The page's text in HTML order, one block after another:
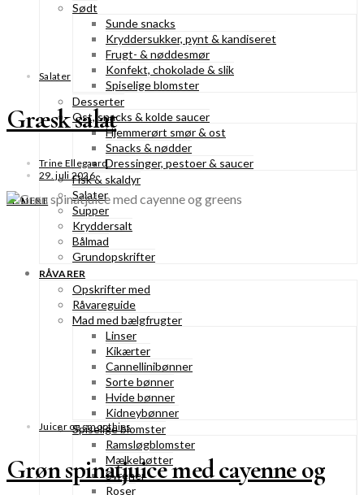
Sødt
Sunde snacks
Kryddersukker, pynt & kandiseret
Frugt- & nøddesmør
Konfekt, chokolade & slik
Spiselige blomster
Desserter
Ost, snacks & kolde saucer
Hjemmerørt smør & ost
Snacks & nødder
Dressinger, pestoer & saucer
Fisk & skaldyr
Salater
Supper
Kryddersalt
Bålmad
Grundopskrifter
RÅVARER
Opskrifter med
Råvareguide
Mad med bælgfrugter
Linser
Kikærter
Cannellinibønner
Sorte bønner
Hvide bønner
Kidneybønner
Spiselige blomster
Ramsløgblomster
Mælkebøtter
Syrener
Roser
Salater
Græsk salat
Trine Ellegaard
29. juli 2026
SE MERE
Juicer og smoothies
Grøn spinatjuice med cayenne og